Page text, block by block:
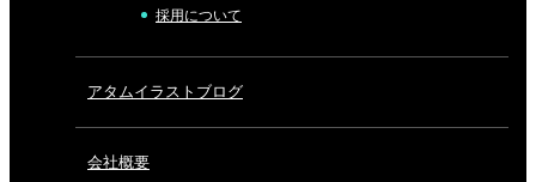
採用について
アタムイラストブログ
会社概要